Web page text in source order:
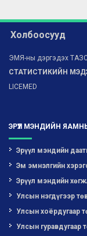
Холбоосууд
ЭМЯ-ны дэргэдэх
СТАТИСТИКИЙН
LICEMED
ЭРҮҮЛ МЭНДИЙН
Эрүүл мэндийн
Эм эмнэлгийн
Эрүүл мэндийн
Улсын нэгдүгээр
Улсын хоёрдугаар
Улсын гуравдугаар